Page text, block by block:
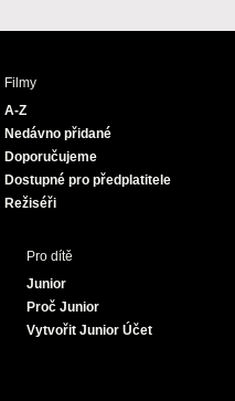
u
Filmy
A-Z
Nedávno přidané
Doporučujeme
Dostupné pro předplatitele
Režiséři
Pro dítě
Junior
Proč Junior
Vytvořit Junior Účet